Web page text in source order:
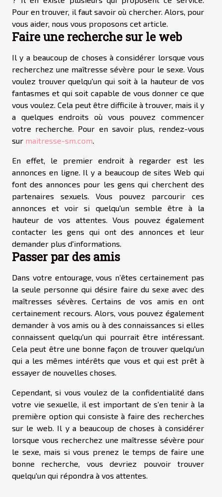
Pour en trouver, il faut savoir où chercher. Alors, pour
vous aider, nous vous proposons cet article.
Faire une recherche sur le web
Il y a beaucoup de choses à considérer lorsque vous
recherchez une maîtresse sévère pour le sexe. Vous
voulez trouver quelqu'un qui soit à la hauteur de vos
fantasmes et qui soit capable de vous donner ce que
vous voulez. Cela peut être difficile à trouver, mais il y
a quelques endroits où vous pouvez commencer
votre recherche. Pour en savoir plus, rendez-vous
sur maitresse-sm.com
En effet, le premier endroit à regarder est les
annonces en ligne. Il y a beaucoup de sites Web qui
font des annonces pour les gens qui cherchent des
partenaires sexuels. Vous pouvez parcourir ces
annonces et voir si quelqu'un semble être à la
hauteur de vos attentes. Vous pouvez également
contacter les gens qui ont des annonces et leur
demander plus d'informations.
Passer par des amis
Dans votre entourage, vous n’êtes certainement pas
la seule personne qui désire faire du sexe avec des
maîtresses sévères. Certains de vos amis en ont
certainement recours. Alors, vous pouvez également
demander à vos amis ou à des connaissances si elles
connaissent quelqu'un qui pourrait être intéressant.
Cela peut être une bonne façon de trouver quelqu'un
qui a les mêmes intérêts que vous et qui est prêt à
essayer de nouvelles choses.
Cependant, si vous voulez de la confidentialité dans
votre vie sexuelle, il est important de s’en tenir à la
première option qui consiste à faire des recherches
sur le web. Il y a beaucoup de choses à considérer
lorsque vous recherchez une maîtresse sévère pour
le sexe, mais si vous prenez le temps de faire une
bonne recherche, vous devriez pouvoir trouver
quelqu'un qui répondra à vos attentes.